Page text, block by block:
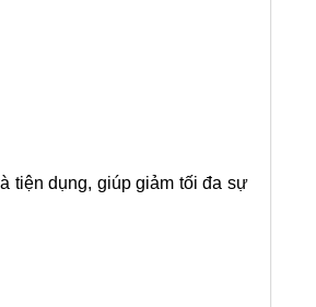
tiện dụng, giúp giảm tối đa sự